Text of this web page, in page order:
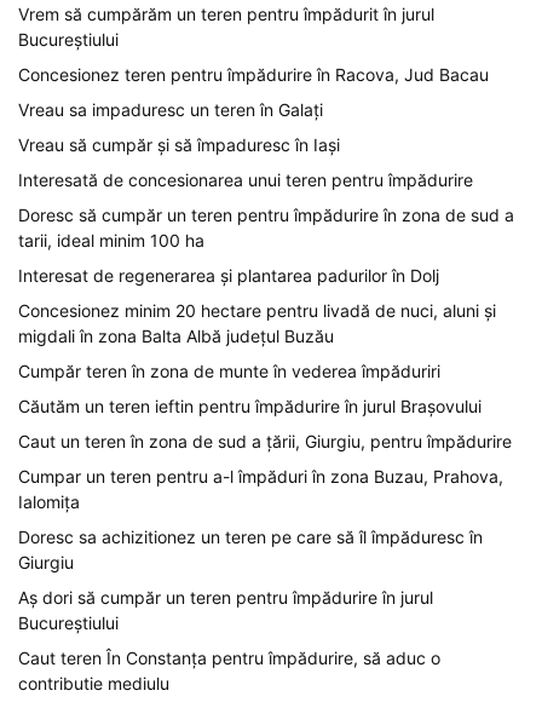
Vrem să cumpărăm un teren pentru împădurit în jurul
Bucureștiului
Concesionez teren pentru împădurire în Racova, Jud Bacau
Vreau sa impaduresc un teren în Galați
Vreau să cumpăr și să împaduresc în Iași
Interesată de concesionarea unui teren pentru împădurire
Doresc să cumpăr un teren pentru împădurire în zona de sud a
tarii, ideal minim 100 ha
Interesat de regenerarea și plantarea padurilor în Dolj
Concesionez minim 20 hectare pentru livadă de nuci, aluni și
migdali în zona Balta Albă județul Buzău
Cumpăr teren în zona de munte în vederea împăduriri
Căutăm un teren ieftin pentru împădurire în jurul Brașovului
Caut un teren în zona de sud a țării, Giurgiu, pentru împădurire
Cumpar un teren pentru a-l împăduri în zona Buzau, Prahova,
Ialomița
Doresc sa achizitionez un teren pe care să îl împăduresc în
Giurgiu
Aș dori să cumpăr un teren pentru împădurire în jurul
Bucureștiului
Caut teren În Constanța pentru împădurire, să aduc o
contributie mediulu